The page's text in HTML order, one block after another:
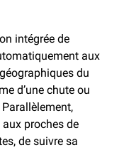
intégrée de
aux
du
d’une chute ou
proches de
de suivre sa